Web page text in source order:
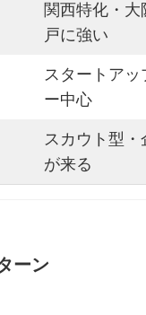
関西特化・
戸に強い
スタートアッ
ー中心
スカウト型・
が来る
ーン